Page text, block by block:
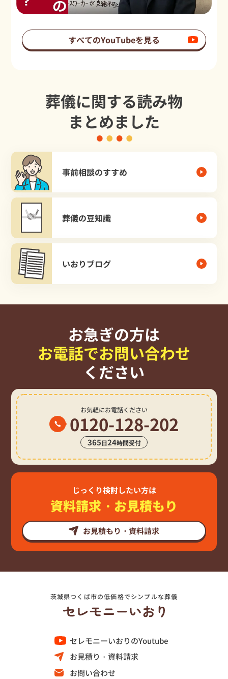
すべてのYouTubeを見る
葬儀に関する読み物
まとめました
事前相談のすすめ
葬儀の豆知識
いおりブログ
お急ぎの方は
お電話でお問い合わせ
ください
お気軽にお電話ください
0120-128-202
365日24時間受付
じっくり検討したい方は
資料請求・お見積もり
お見積もり・資料請求
茨城県つくば市の低価格でシンプルな葬儀
セレモニーいおりのYoutube
お見積り・資料請求
お問い合わせ